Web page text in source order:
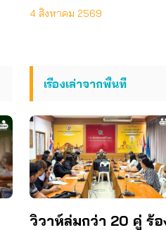
ผลักผู้บริโภค “แบก”
4 สิงหาคม 2569
เรื่องเล่าจากพื้นที่
วิวาห์ล่มกว่า 20 คู่ ร้อ